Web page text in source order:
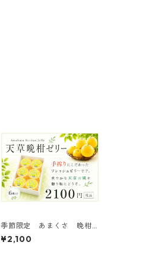
季節限定 あまくさ 晩柑
ゼリー ６個入
¥2,100